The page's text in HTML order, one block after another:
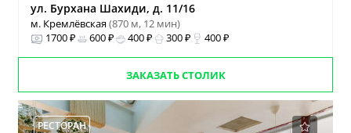
ул. Бурхана Шахиди, д. 11/16
м. Кремлёвская(870 м, 12 мин)
1700 ₽
600 ₽ 400 ₽ 300 ₽ 400 ₽
ЗАКАЗАТЬ СТОЛИК
РЕСТОРАН